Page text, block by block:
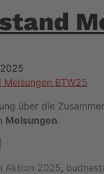
über die
Melsungen.
Aktion Schlagwörter
2025,